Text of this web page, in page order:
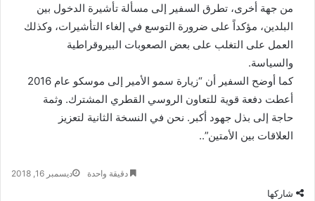
من جهة أخرى، تطرق السفير إلى مسألة تأشيرة الدخول بين
البلدين، مؤكداً على ضرورة التوسع في إلغاء التأشيرات، وكذلك
العمل على التغلب على بعض الصعوبات البيروقراطية
والسياسة.
كما أوضح السفير أن “زيارة سمو الأمير إلى موسكو عام 2016
أعطت دفعة قوية للتعاون الروسي القطري المشترك. وثمة
حاجة إلى بذل جهود أكبر. نحن في النسخة الثانية لتعزيز
العلاقات بين الأمتين”..
ديسمبر 16, 2018 دقيقة واحدة
شاركها